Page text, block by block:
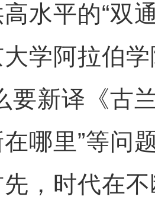
水平的“双
阿拉伯学
要新译《古
哪里”等问
，时代在